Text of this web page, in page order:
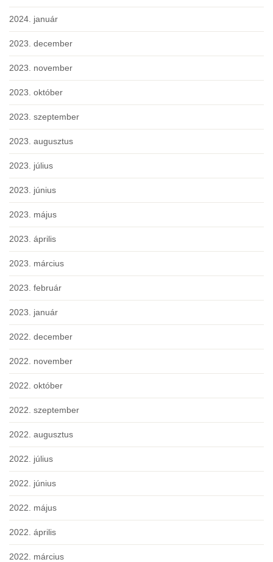
2024. január
2023. december
2023. november
2023. október
2023. szeptember
2023. augusztus
2023. július
2023. június
2023. május
2023. április
2023. március
2023. február
2023. január
2022. december
2022. november
2022. október
2022. szeptember
2022. augusztus
2022. július
2022. június
2022. május
2022. április
2022. március